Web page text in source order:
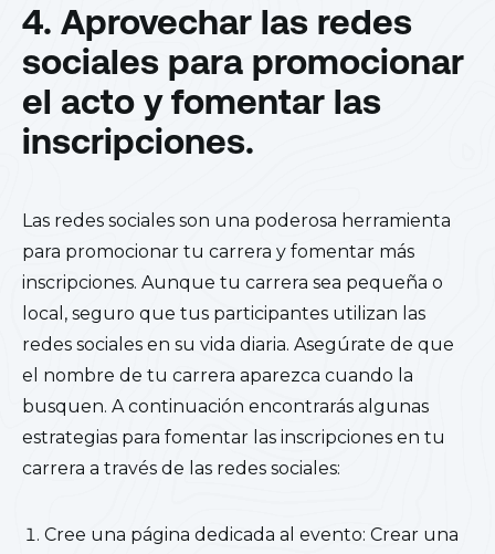
4. Aprovechar las redes
sociales para promocionar
el acto y fomentar las
inscripciones.
Las redes sociales son una poderosa herramienta
para promocionar tu carrera y fomentar más
inscripciones. Aunque tu carrera sea pequeña o
local, seguro que tus participantes utilizan las
redes sociales en su vida diaria. Asegúrate de que
el nombre de tu carrera aparezca cuando la
busquen. A continuación encontrarás algunas
estrategias para fomentar las inscripciones en tu
carrera a través de las redes sociales:
Cree una página dedicada al evento: Crear una